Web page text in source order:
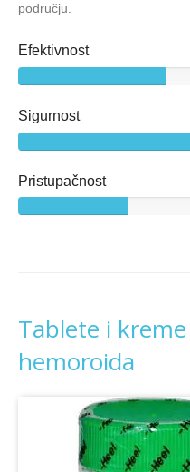
području.
Efektivnost
Sigurnost
Pristupačnost
Tablete i
hemoroida